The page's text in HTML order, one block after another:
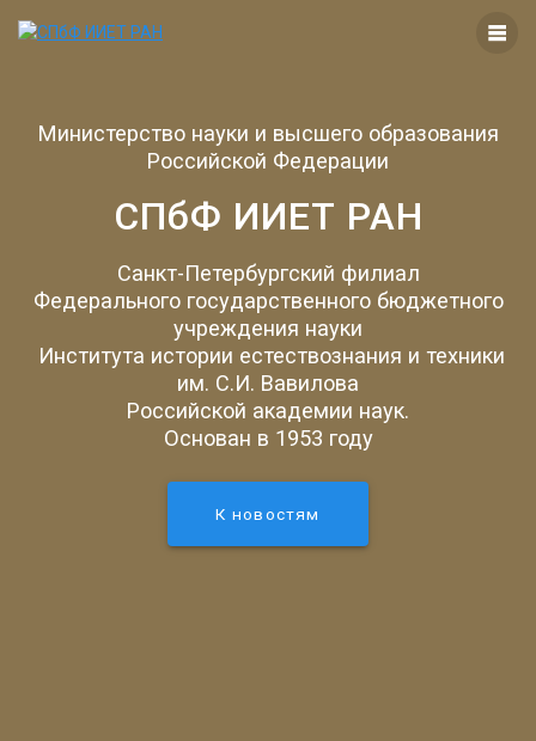
Министерство науки и высшего образования
Российской Федерации
СПбФ ИИЕТ РАН
Санкт-Петербургский филиал
Федерального государственного бюджетного
учреждения науки
Института истории естествознания и техники
им. С.И. Вавилова
Российской академии наук.
Основан в 1953 году
К новостям